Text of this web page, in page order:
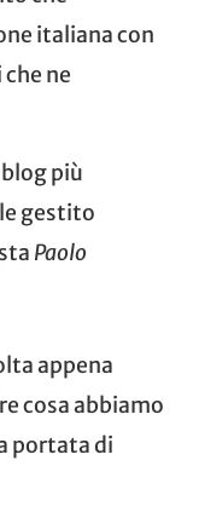
italiana con
ne
più
gestito
Paolo
appena
cosa abbiamo
portata di